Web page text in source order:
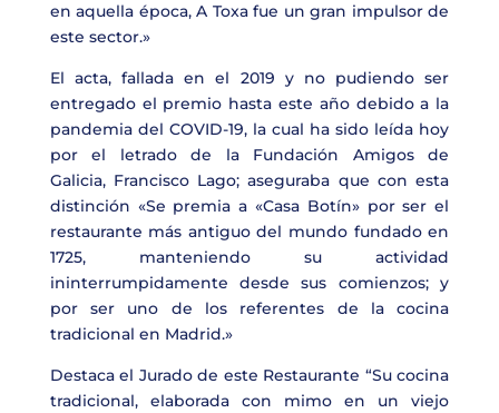
en aquella época, A Toxa fue un gran impulsor de
este sector.»
El acta, fallada en el 2019 y no pudiendo ser
entregado el premio hasta este año debido a la
pandemia del COVID-19, la cual ha sido leída hoy
por el letrado de la Fundación Amigos de
Galicia,Francisco Lago; aseguraba que con esta
distinción «Se premia a«Casa Botín» porser el
restaurante más antiguo del mundo fundado en
1725, manteniendo su actividad
ininterrumpidamente desde sus comienzos; y
por ser uno de los referentes de la cocina
tradicional en Madrid.»
Destaca el Jurado de este Restaurante “Su cocina
tradicional, elaborada con mimo en un viejo